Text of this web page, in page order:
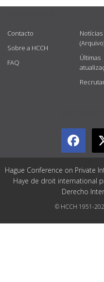
Contacto
Sobre a HCCH
FAQ
Últimas
Hague Conference on Private
Haye de droit international
Derecho
© HCCH 1951-